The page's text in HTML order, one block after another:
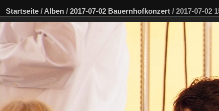
Startseite / Alben / 2017-07-02 Bauernhofkonzert / 2017-07-02